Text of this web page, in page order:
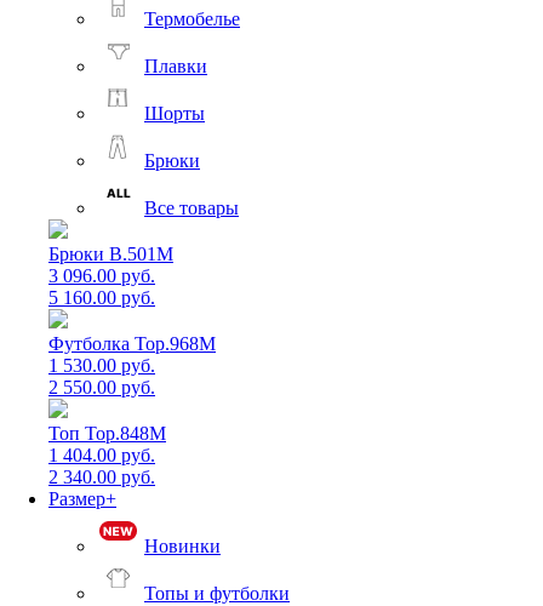
Термобелье
Плавки
Шорты
Брюки
Все товары
Брюки B.501M
3 096.00 руб.
5 160.00 руб.
Футболка Top.968M
1 530.00 руб.
2 550.00 руб.
Топ Top.848M
1 404.00 руб.
2 340.00 руб.
Размер+
Новинки
Топы и футболки